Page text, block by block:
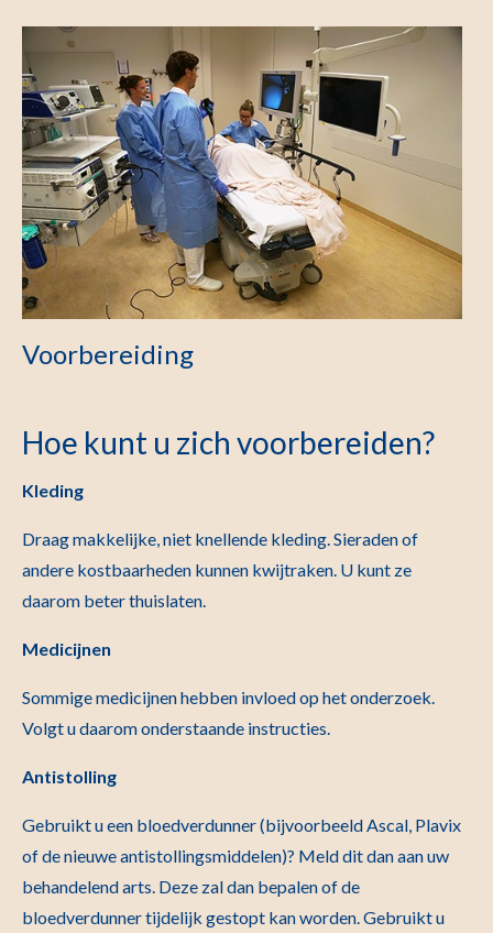
Voorbereiding
Hoe kunt u zich voorbereiden?
Kleding
Draag makkelijke, niet knellende kleding. Sieraden of
andere kostbaarheden kunnen kwijtraken. U kunt ze
daarom beter thuislaten.
Medicijnen
Sommige medicijnen hebben invloed op het onderzoek.
Volgt u daarom onderstaande instructies.
Antistolling
Gebruikt u een bloedverdunner (bijvoorbeeld Ascal, Plavix
of de nieuwe antistollingsmiddelen)? Meld dit dan aan uw
behandelend arts. Deze zal dan bepalen of de
bloedverdunner tijdelijk gestopt kan worden. Gebruikt u